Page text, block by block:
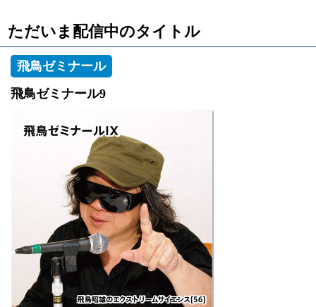
ただいま配信中のタイトル
飛鳥ゼミナール
飛鳥ゼミナール9